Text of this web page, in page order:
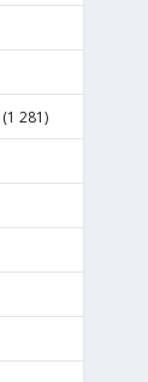
(1 281)